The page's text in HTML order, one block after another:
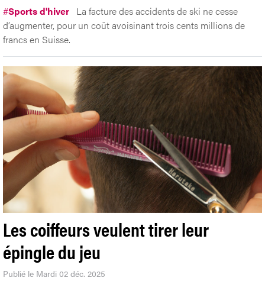
#Sports d'hiver La facture des accidents de ski ne cesse
d’augmenter, pour un coût avoisinant trois cents millions de
francs en Suisse.
Les coiffeurs veulent tirer leur
épingle du jeu
Publié le Mardi 02 déc. 2025